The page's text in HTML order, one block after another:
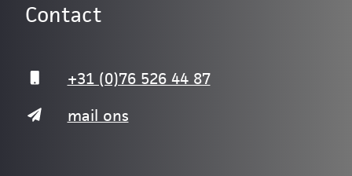
Contact
+31 (0)76 526 44 87
mail ons